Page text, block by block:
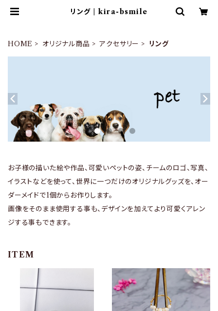
リング | kira-bsmile
HOME オリジナル商品 アクセサリー リング
お子様の描いた絵や作品、可愛いペットの姿、チームのロゴ、写真、
イラストなどを使って、世界に一つだけのオリジナルグッズを、オー
ダーメイドで1個からお作りします。
画像をそのまま使用する事も、デザインを加えてより可愛くアレン
ジする事もできます。
ITEM